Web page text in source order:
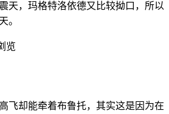
天，玛格特洛依德又比较拗口，所以
。
览
飞却能牵着布鲁托，其实这是因为在